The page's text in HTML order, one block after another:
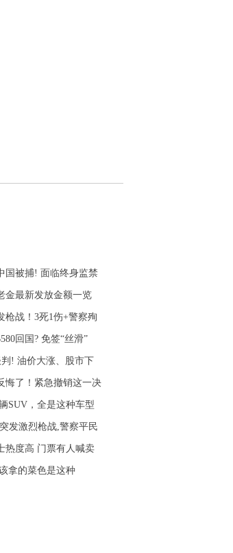
国被捕! 面临终身监禁
金最新发放金额一览
枪战！3死1伤+警察殉
回国? 免签“丝滑”
! 油价大涨、股市下
悔了！紧急撤销这一决
SUV，全是这种车型
发激烈枪战,警察平民
热度高 门票有人喊卖
拿的菜色是这种